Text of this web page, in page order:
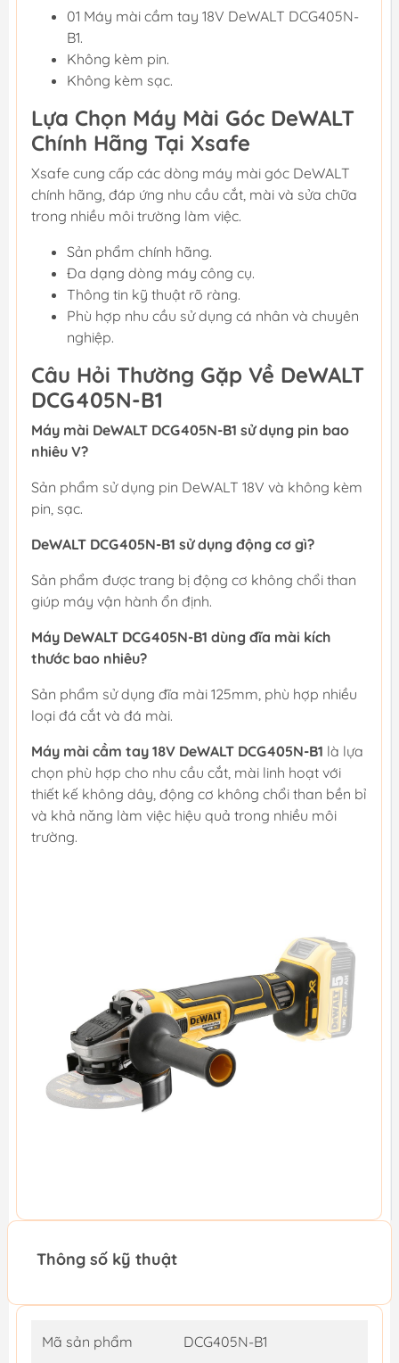
01 Máy mài cầm tay 18V DeWALT DCG405N-
B1.
Không kèm pin.
Không kèm sạc.
Lựa Chọn Máy Mài Góc DeWALT
Chính Hãng Tại Xsafe
Xsafe cung cấp các dòng máy mài góc DeWALT
chính hãng, đáp ứng nhu cầu cắt, mài và sửa chữa
trong nhiều môi trường làm việc.
Sản phẩm chính hãng.
Đa dạng dòng máy công cụ.
Thông tin kỹ thuật rõ ràng.
Phù hợp nhu cầu sử dụng cá nhân và chuyên
nghiệp.
Câu Hỏi Thường Gặp Về DeWALT
DCG405N-B1
Máy mài DeWALT DCG405N-B1 sử dụng pin bao
nhiêu V?
Sản phẩm sử dụng pin DeWALT 18V và không kèm
pin, sạc.
DeWALT DCG405N-B1 sử dụng động cơ gì?
Sản phẩm được trang bị động cơ không chổi than
giúp máy vận hành ổn định.
Máy DeWALT DCG405N-B1 dùng đĩa mài kích
thước bao nhiêu?
Sản phẩm sử dụng đĩa mài 125mm, phù hợp nhiều
loại đá cắt và đá mài.
Máy mài cầm tay 18V DeWALT DCG405N-B1 là lựa
chọn phù hợp cho nhu cầu cắt, mài linh hoạt với
thiết kế không dây, động cơ không chổi than bền bỉ
và khả năng làm việc hiệu quả trong nhiều môi
trường.
Thông số kỹ thuật
Mã sản phẩm DCG405N-B1